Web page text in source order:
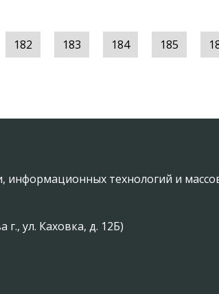
182 183 184 185
информационных технологий и
ул. Каховка, д. 12Б)